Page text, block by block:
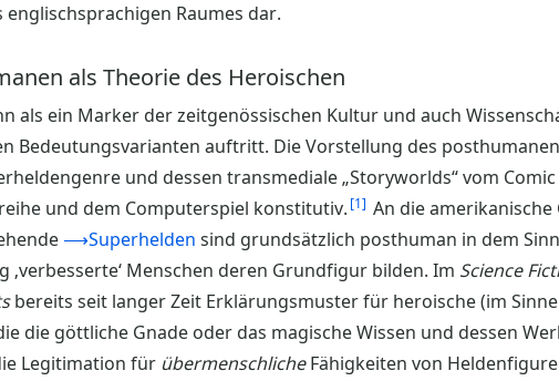
Raumes dar.
als Theorie des Heroischen
als ein Marker der zeitgenössischen Kultur und auch
Bedeutungsvarianten auftritt. Die Vorstellung des
und dessen transmediale „Storyworlds“ vom
und dem Computerspiel konstitutiv. 1
An die
⟶Superhelden sind grundsätzlich posthuman in dem
Menschen deren Grundfigur bilden. Im Science
bereits seit langer Zeit Erklärungsmuster für heroische (im
die göttliche Gnade oder das magische Wissen und dessen
Legitimation für übermenschlicheFähigkeiten von